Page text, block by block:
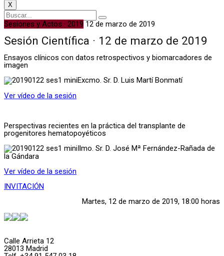
X
Sesiones y Actos · 2019 12 de marzo de 2019
Sesión Científica · 12 de marzo de 2019
Ensayos clínicos con datos retrospectivos y biomarcadores de
imagen
Excmo. Sr. D. Luis Martí Bonmatí
Ver vídeo de la sesión
Perspectivas recientes en la práctica del transplante de
progenitores hematopoyéticos
Ilmo. Sr. D. José Mª Fernández-Rañada de
la Gándara
Ver vídeo de la sesión
INVITACIÓN
Martes, 12 de marzo de 2019, 18:00 horas
Calle Arrieta 12
28013 Madrid